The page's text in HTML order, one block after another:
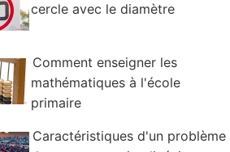
cercle avec le diamètre
Comment enseigner les
mathématiques à l'école
primaire
Caractéristiques d'un problème